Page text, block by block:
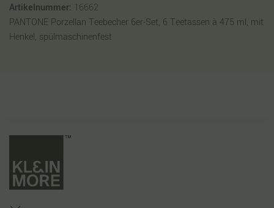
Artikelnummer: 16662
PANTONE Porzellan Teebecher 6er-Set, 6 Teetassen à 475 ml, mit
Henkel, spülmaschinenfest